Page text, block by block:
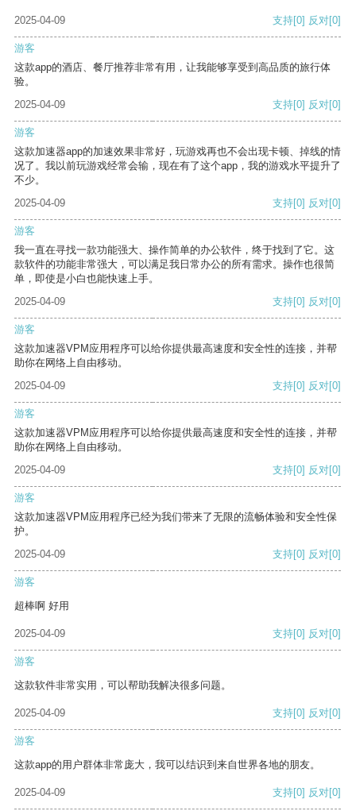
2025-04-09 支持[0] 反对[0]
游客
这款app的酒店、餐厅推荐非常有用，让我能够享受到高品质的旅行体
验。
2025-04-09
支持[0] 反对[0]
游客
这款加速器app的加速效果非常好，玩游戏再也不会出现卡顿、掉线的情
况了。我以前玩游戏经常会输，现在有了这个app，我的游戏水平提升了
不少。
2025-04-09
支持[0] 反对[0]
游客
我一直在寻找一款功能强大、操作简单的办公软件，终于找到了它。这
款软件的功能非常强大，可以满足我日常办公的所有需求。操作也很简
单，即使是小白也能快速上手。
2025-04-09
支持[0] 反对[0]
游客
这款加速器VPM应用程序可以给你提供最高速度和安全性的连接，并帮
助你在网络上自由移动。
2025-04-09
支持[0] 反对[0]
游客
这款加速器VPM应用程序可以给你提供最高速度和安全性的连接，并帮
助你在网络上自由移动。
2025-04-09
支持[0] 反对[0]
游客
这款加速器VPM应用程序已经为我们带来了无限的流畅体验和安全性保
护。
2025-04-09
支持[0] 反对[0]
游客
超棒啊 好用
2025-04-09 支持[0] 反对[0]
游客
这款软件非常实用，可以帮助我解决很多问题。
2025-04-09 支持[0] 反对[0]
游客
这款app的用户群体非常庞大，我可以结识到来自世界各地的朋友。
2025-04-09 支持[0] 反对[0]